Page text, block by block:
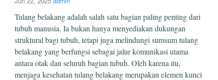
Tulang belakang adalah salah satu bagian paling penting dari
tubuh manusia. Ia bukan hanya menyediakan dukungan
struktural bagi tubuh, tetapi juga melindungi sumsum tulang
belakang yang berfungsi sebagai jalur komunikasi utama
antara otak dan seluruh bagian tubuh. Oleh karena itu,
menjaga kesehatan tulang belakang merupakan elemen kunci